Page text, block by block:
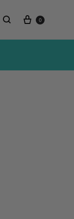
Buscar Carrito
0